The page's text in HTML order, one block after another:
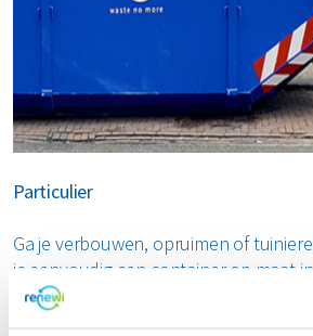
Particulier
Ga je verbouwen, opruimen of
je eenvoudig een container op maat
afval zoals bouw- en sloopafval,
hout. Snel geleverd en duurzaam